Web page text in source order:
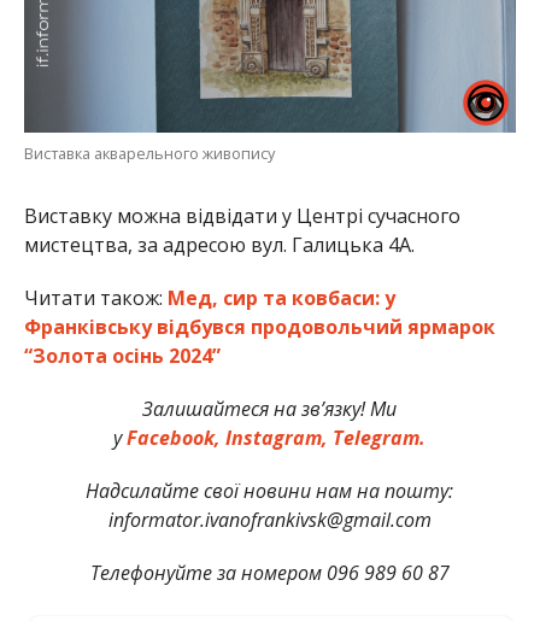
Виставка акварельного живопису
Виставку можна відвідати у Центрі сучасного
мистецтва, за адресою вул. Галицька 4А.
Читати також: Мед, сир та ковбаси: у
Франківську відбувся продовольчий ярмарок
“Золота осінь 2024”
Залишайтеся на зв’язку! Ми
уFacebook, Instagram, Telegram.
Надсилайте свої новини нам на пошту:
informator.ivanofrankivsk@gmail.com
Телефонуйте за номером 096 989 60 87